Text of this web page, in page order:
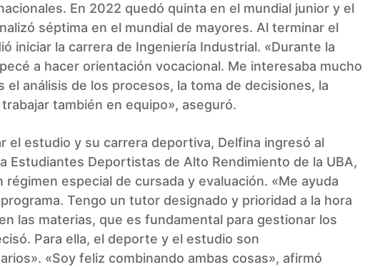
En 2022 quedó quinta en el mundial junior y el
séptima en el mundial de mayores. Al terminar el
iniciar la carrera de Ingeniería Industrial. «Durante la
a hacer orientación vocacional. Me interesaba mucho
el análisis de los procesos, la toma de decisiones, la
también en equipo», aseguró.
el estudio y su carrera deportiva, Delfina ingresó al
Estudiantes Deportistas de Alto Rendimiento de la UBA,
régimen especial de cursada y evaluación. «Me ayuda
Tengo un tutor designado y prioridad a la hora
las materias, que es fundamental para gestionar los
Para ella, el deporte y el estudio son
«Soy feliz combinando ambas cosas», afirmó